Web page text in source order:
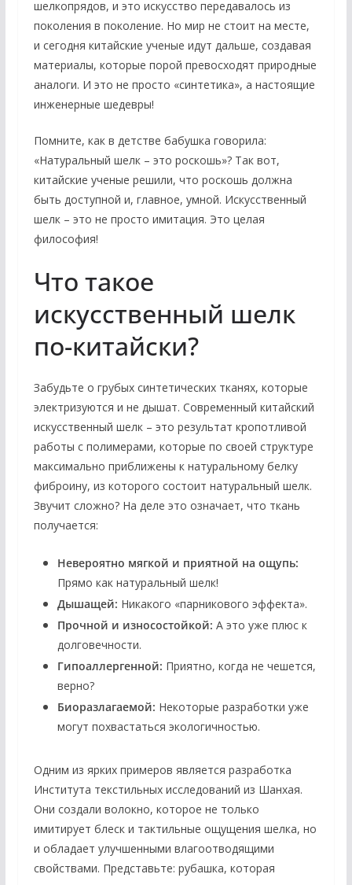
шелкопрядов, и это искусство передавалось из
поколения в поколение. Но мир не стоит на месте,
и сегодня китайские ученые идут дальше, создавая
материалы, которые порой превосходят природные
аналоги. И это не просто «синтетика», а настоящие
инженерные шедевры!
Помните, как в детстве бабушка говорила:
«Натуральный шелк – это роскошь»? Так вот,
китайские ученые решили, что роскошь должна
быть доступной и, главное, умной. Искусственный
шелк – это не просто имитация. Это целая
философия!
Что такое
искусственный шелк
по-китайски?
Забудьте о грубых синтетических тканях, которые
электризуются и не дышат. Современный китайский
искусственный шелк – это результат кропотливой
работы с полимерами, которые по своей структуре
максимально приближены к натуральному белку
фиброину, из которого состоит натуральный шелк.
Звучит сложно? На деле это означает, что ткань
получается:
Невероятно мягкой и приятной на ощупь:
Прямо как натуральный шелк!
Дышащей: Никакого «парникового эффекта».
Прочной и износостойкой: А это уже плюс к
долговечности.
Гипоаллергенной: Приятно, когда не чешется,
верно?
Биоразлагаемой: Некоторые разработки уже
могут похвастаться экологичностью.
Одним из ярких примеров является разработка
Института текстильных исследований из Шанхая.
Они создали волокно, которое не только
имитирует блеск и тактильные ощущения шелка, но
и обладает улучшенными влагоотводящими
свойствами. Представьте: рубашка, которая